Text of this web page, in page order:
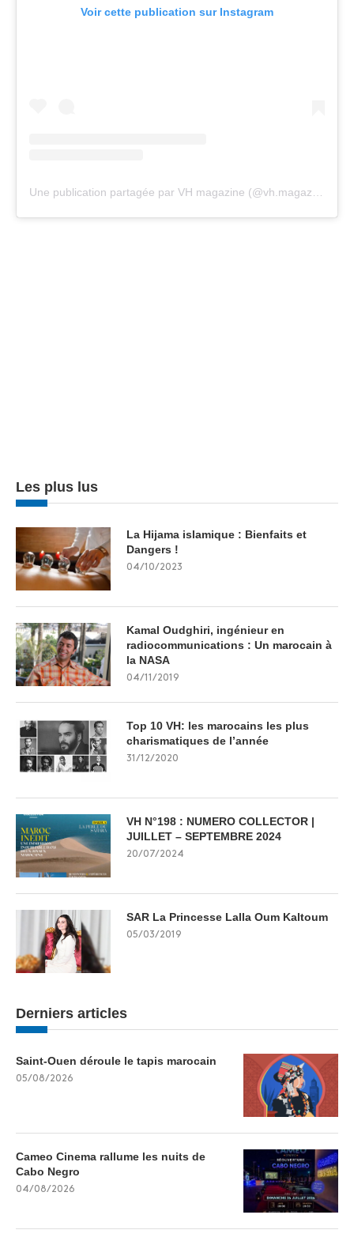
Voir cette publication sur Instagram
Une publication partagée par VH magazine (@vh.magazine)
Les plus lus
La Hijama islamique : Bienfaits et
Dangers !
04/10/2023
Kamal Oudghiri, ingénieur en
radiocommunications : Un marocain à
la NASA
04/11/2019
Top 10 VH: les marocains les plus
charismatiques de l’année
31/12/2020
VH N°198 : NUMERO COLLECTOR |
JUILLET – SEPTEMBRE 2024
20/07/2024
SAR La Princesse Lalla Oum Kaltoum
05/03/2019
Derniers articles
Saint-Ouen déroule le tapis marocain
05/08/2026
Cameo Cinema rallume les nuits de
Cabo Negro
04/08/2026